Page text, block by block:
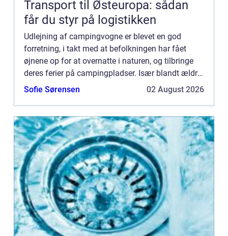
Transport til Østeuropa: sådan
får du styr på logistikken
Udlejning af campingvogne er blevet en god
forretning, i takt med at befolkningen har fået
øjnene op for at overnatte i naturen, og tilbringe
deres ferier på campingpladser. Især blandt ældre
og børnefamilier, er...
Sofie Sørensen 02 August 2026